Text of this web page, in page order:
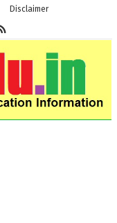
Disclaimer